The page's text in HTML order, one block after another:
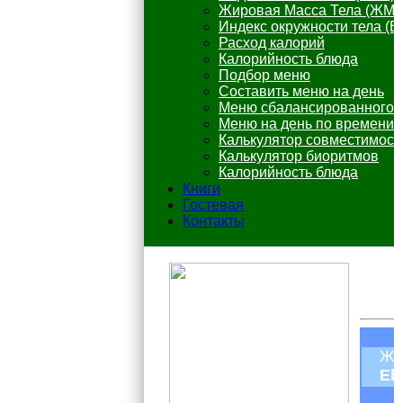
Жировая Масса Тела
Индекс окружности тела
Расход калорий
Калорийность блюда
Подбор меню
Составить меню на день
Меню
Меню на день по времени
Калькулятор
Калькулятор биоритмов
Калорийность блюда
Книги
Гостевая
Контакты